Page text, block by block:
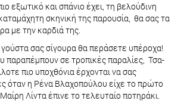
εξωτικό και σπάνιο έχει, τη βελούδινη
σκηνική της παρουσία, θα σας τα
με την καρδιά της.
γούστα σας σίγουρα θα περάσετε υπέροχα!
παραπέμπουν σε τροπικές παραλίες, Τσα-
πιο υποχθόνια έρχονται να σας
όταν η Ρένα Βλαχοπούλου είχε το πρώτο
Λίντα έπινε το τελευταίο ποτηράκι.